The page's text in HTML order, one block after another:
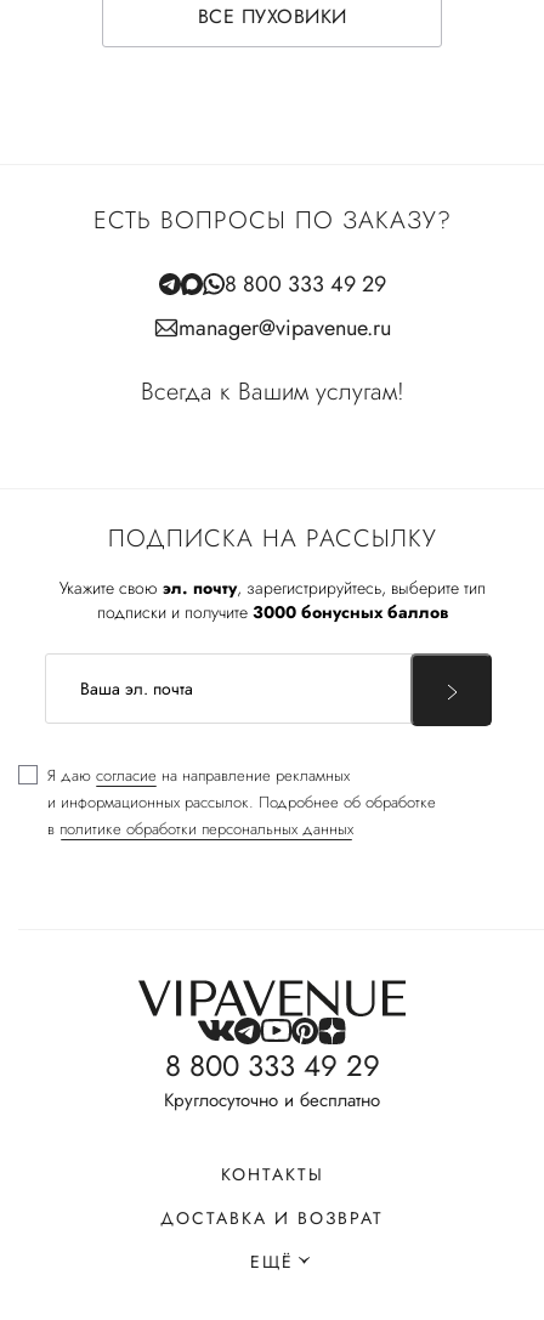
ВСЕ ПУХОВИКИ
ПОДПИСКА НА РАССЫЛКУ
Укажите свою эл. почту, зарегистрируйтесь, выберите тип
подписки и получите 3000 бонусных баллов
Я даю согласие на направление рекламных
и информационных рассылок. Подробнее об обработке
в политике обработки персональных данных
ЕСТЬ ВОПРОСЫ ПО ЗАКАЗУ?
8 800 333 49 29
manager@vipavenue.ru
Всегда к Вашим услугам!
8 800 333 49 29
Круглосуточно и бесплатно
КОНТАКТЫ
ДОСТАВКА И ВОЗВРАТ
ЕЩЁ